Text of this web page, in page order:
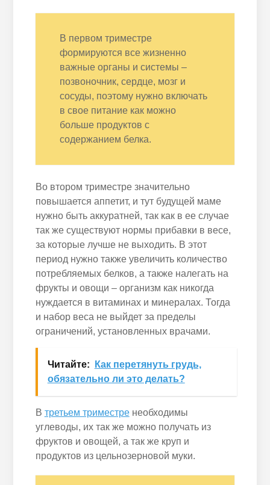
В первом триместре
формируются все жизненно
важные органы и системы –
позвоночник, сердце, мозг и
сосуды, поэтому нужно включать
в свое питание как можно
больше продуктов с
содержанием белка.
Во втором триместре значительно
повышается аппетит, и тут будущей маме
нужно быть аккуратней, так как в ее случае
так же существуют нормы прибавки в весе,
за которые лучше не выходить. В этот
период нужно также увеличить количество
потребляемых белков, а также налегать на
фрукты и овощи – организм как никогда
нуждается в витаминах и минералах. Тогда
и набор веса не выйдет за пределы
ограничений, установленных врачами.
Читайте:
Как перетянуть грудь,
обязательно ли это делать?
В третьем триместренеобходимы
углеводы, их так же можно получать из
фруктов и овощей, а так же круп и
продуктов из цельнозерновой муки.